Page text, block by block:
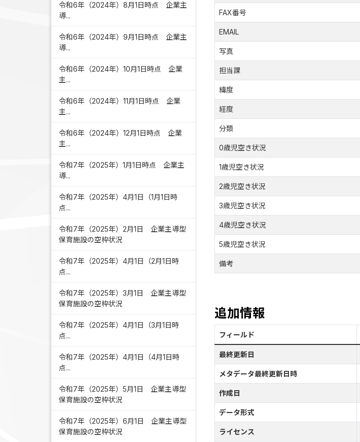
令和6年（2024年）8月1日時点 企業主
導...
令和6年（2024年）9月1日時点 企業主
導...
令和6年（2024年）10月1日時点 企業
主...
令和6年（2024年）11月1日時点 企業
主...
令和6年（2024年）12月1日時点 企業
主...
令和7年（2025年）1月1日時点 企業主
導...
令和7年（2025年）4月1日（1月1日時
点...
令和7年（2025年）2月1日 企業主導型
保育施設の空枠状況
令和7年（2025年）4月1日（2月1日時
点...
令和7年（2025年）3月1日 企業主導型
保育施設の空枠状況
令和7年（2025年）4月1日（3月1日時
点...
令和7年（2025年）4月1日（4月1日時
点...
令和7年（2025年）5月1日 企業主導型
保育施設の空枠状況
令和7年（2025年）6月1日 企業主導型
保育施設の空枠状況
FAX番号
EMAIL
写真
担当課
緯度
経度
分類
0歳児空き状況
1歳児空き状況
2歳児空き状況
3歳児空き状況
4歳児空き状況
5歳児空き状況
備考
追加情報
フィールド
最終更新日
メタデータ最終更新日時
作成日
データ形式
ライセンス